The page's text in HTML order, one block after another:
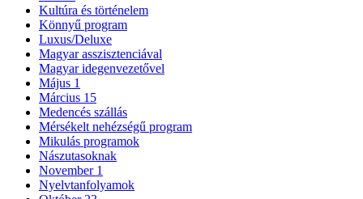
Kultúra és történelem
Könnyű program
Luxus/Deluxe
Magyar asszisztenciával
Magyar idegenvezetővel
Május 1
Március 15
Medencés szállás
Mérsékelt nehézségű program
Mikulás programok
Nászutasoknak
November 1
Nyelvtanfolyamok